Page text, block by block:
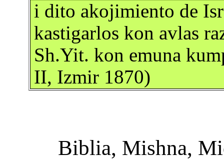
i dito akojimiento de
kastigarlos kon avlas
Sh.Yit. kon emuna
II, Izmir 1870)